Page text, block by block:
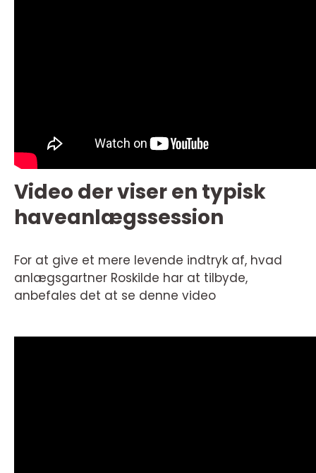
Video der viser en typisk
haveanlægssession
For at give et mere levende indtryk af, hvad
anlægsgartner Roskilde har at tilbyde,
anbefales det at se denne video